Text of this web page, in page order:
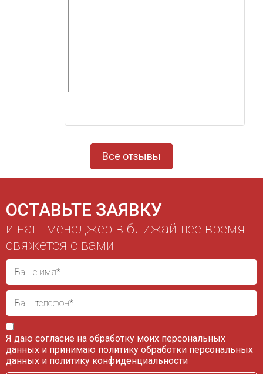
Все отзывы
ОСТАВЬТЕ ЗАЯВКУ
и наш менеджер в ближайшее время
свяжется с вами
Я даю согласие на обработку моих персональных
данных и принимаю политику обработки персональных
данных и политику конфиденциальности